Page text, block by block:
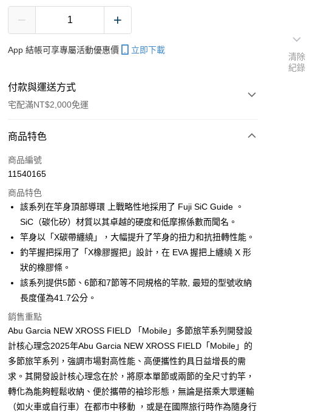
App 結帳可享專屬活動優惠價 立即下載
付款與運送方式
宅配滿NT$2,000免運
付款方式
信用卡一次付款
3 期 0 利率 每期NT$1,433
合作金庫商業銀行
第一商業銀行
華南商業銀行
彰化商業銀行
國泰世華商業銀行
兆豐國際商業銀行
臺灣中小企業銀行
匯豐（台灣）商業銀行
華泰商業銀行
聯邦商業銀行
玉山商業銀行
台新國際商業銀行
中國信託商業銀行
台灣樂天信用卡公司
Apple Pay
悠遊付
相關說明
【大哥付你分期使用說明】
1.本服務由台灣大哥大提供，台灣大哥大用戶可立即使用無須另外申請。
流程，驗證手機門號後，選擇欲分期的期數、繳款截止日，確認付款後即
完成交易。
3.實際核准額度、可分期數及費用金額請依後續交易確認頁面所載為準。
4.訂單成立30分鐘內，如未前往確認交易或遇審核未通過，訂單將自動取
消。如遇「轉專審核」未通過狀況，表示未達大哥付你分期系統評分，恕
無法說明評估內容。
AFTEE先享後付
相關說明
【關於「AFTEE先享後付」】
AFTEE先享後付是「在收到商品之後才付款」的支付方式。 讓您購物簡單
便利好安心！
２．便利：只要手機號碼，簡訊認證，即可結帳。
３．安心：先確認商品／服務後，再付款。
ATM付款
貨到付款
商品特色
商品編號
11540165
商品特色
該系列在竿身頂部導環 上戰略性地採用了 Fuji SiC Guide 。
SiC（碳化矽）材質以其卓越的硬度和低摩擦係數而聞名。
竿身以「X碳帶纏繞」，大幅提升了竿身的扭力和抗扭轉性能。
釣竿握把採用了「X橡膠握把」設計，在 EVA 握把上纏繞 X 形
狀的橡膠條。
該系列提供5節、6節和7節等不同規格的竿款, 最短的型號收納
長度僅為41.7公分。
銷售重點
Abu Garcia NEW XROSS FIELD 「Mobile」多節旅竿系列開發設
計核心理念2025年Abu Garcia NEW XROSS FIELD「Mobile」的
多節旅竿系列，強調市場對高性能、高便攜性釣具日益增長的需
求。其開發設計核心理念在於，將原本單節或兩節的全尺寸釣竿，
轉化為能夠輕鬆收納、便於攜帶的袖珍形態，無論是搭乘大眾運輸
（如火車或自行車）在都市中移動 ，或是在國際旅行時作為隨身行
清除
紀錄